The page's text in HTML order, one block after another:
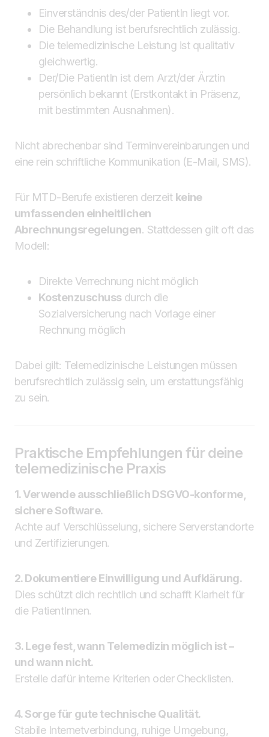
Einverständnis des/der PatientIn liegt vor.
Die Behandlung ist berufsrechtlich zulässig.
Die telemedizinische Leistung ist qualitativ
gleichwertig.
Der/Die PatientIn ist dem Arzt/der Ärztin
persönlich bekannt (Erstkontakt in Präsenz,
mit bestimmten Ausnahmen).
Nicht abrechenbar sind Terminvereinbarungen und
eine rein schriftliche Kommunikation (E-Mail, SMS).
Für MTD-Berufe existieren derzeit keine
umfassenden einheitlichen
Abrechnungsregelungen. Stattdessen gilt oft das
Modell:
Direkte Verrechnung nicht möglich
Kostenzuschussdurch die
Sozialversicherung nach Vorlage einer
Rechnung möglich
Dabei gilt: Telemedizinische Leistungen müssen
berufsrechtlich zulässig sein, um erstattungsfähig
zu sein.
Praktische Empfehlungen für deine
telemedizinische Praxis
1. Verwende ausschließlich DSGVO-konforme,
sichere Software.
Achte auf Verschlüsselung, sichere Serverstandorte
und Zertifizierungen.
2. Dokumentiere Einwilligung und Aufklärung.
Dies schützt dich rechtlich und schafft Klarheit für
die PatientInnen.
3. Lege fest, wann Telemedizin möglich ist –
und wann nicht.
Erstelle dafür interne Kriterien oder Checklisten.
4. Sorge für gute technische Qualität.
Stabile Internetverbindung, ruhige Umgebung,